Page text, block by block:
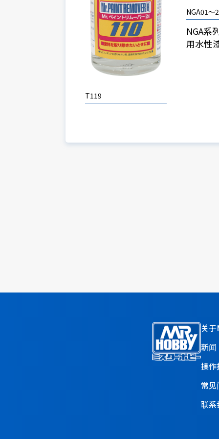
T119
NGA01～
NGA系
用水性
关
新闻
操作
常
联系